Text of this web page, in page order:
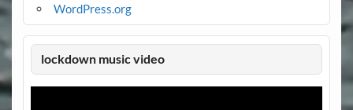
WordPress.org
lockdown music video
Video-